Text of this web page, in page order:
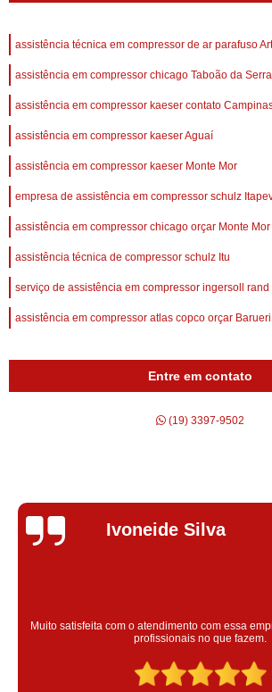
assistência técnica em compressor de ar parafuso
assistência em compressor chicago Taboão da Serra
assistência em compressor kaeser contato
assistência em compressor kaeser Aguaí
assistência em compressor kaeser Monte Mor
empresa de assistência em compressor schulz
assistência em compressor chicago orçar Monte Mor
assistência técnica de compressor schulz Itu
serviço de assistência em compressor ingersoll
assistência em compressor atlas copco orçar Barueri
Entre em contato
(19) 3397-9502
Silvana Alves
Super satisfeita com o serviço prestado,
colaoradores educado e transparente,
Claudinei excelente